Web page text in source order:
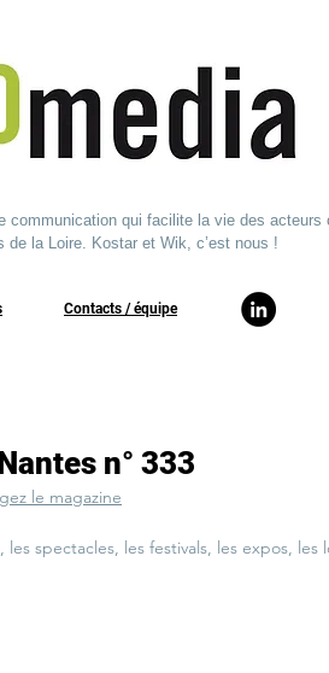
communication qui facilite la vie des acteurs
de la Loire. Kostar et Wik, c’est nous !
​Contacts / équipe​
n° 333
le magazine
les spectacles, les festivals, les expos,